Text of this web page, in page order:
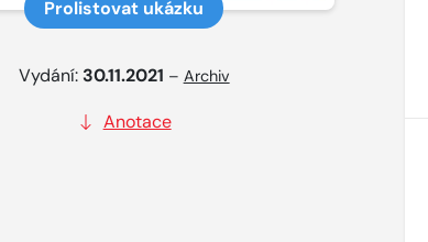
Prolistovat ukázku
Vydání: 30.11.2021 – Archiv
Anotace